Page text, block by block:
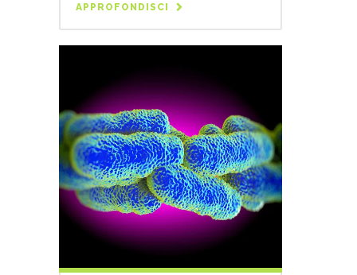
APPROFONDISCI